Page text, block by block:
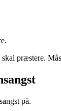
præstere.
på.